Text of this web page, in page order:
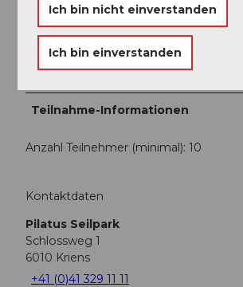
Nichtinbegriffen:
Anreise mit der Panorama-
Teilnahme-Informationen
Anzahl Teilnehmer (minimal): 10
Kontaktdaten
Pilatus Seilpark
Schlossweg 1
6010 Kriens
+41 (0)41 329 11 11
Ich bin nicht einverstanden
Ich bin einverstanden